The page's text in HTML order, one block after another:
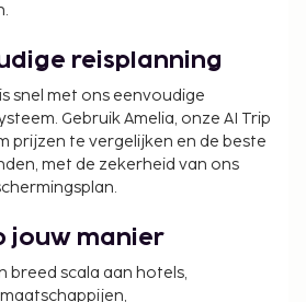
reisplanning
snel met ons eenvoudige
Gebruik Amelia, onze AI Trip
prijzen te vergelijken en de beste
met de zekerheid van ons
jouw manier
breed scala aan hotels,